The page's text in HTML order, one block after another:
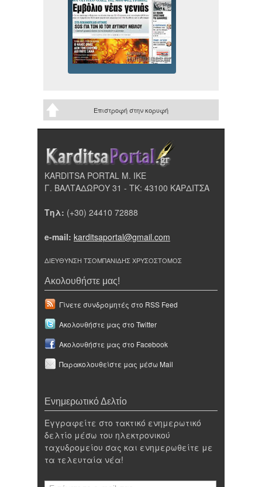
Επιστροφή στην κορυφή
KARDITSA PORTAL Μ. ΙΚΕ
Γ. ΒΑΛΤΑΔΩΡΟΥ 31 - ΤΚ: 43100 ΚΑΡΔΙΤΣΑ
Τηλ: (+30) 24410 72888
e-mail: karditsaportal@gmail.com
ΔΙΕΥΘΥΝΣΗ ΤΣΟΜΠΑΝΙΔΗΣ ΧΡΥΣΟΣΤΟΜΟΣ
Ακολουθήστε μας!
Γίνετε συνδρομητές στο RSS Feed
Ακολουθήστε μας στο Twitter
Ακολουθήστε μας στο Facebook
Παρακολουθείστε μας μέσω Mail
Ενημερωτικό Δελτίο
Εγγραφείτε στο τακτικό ενημερωτικό
δελτίο μέσω του ηλεκτρονικού
ταχυδρομείου σας και ενημερωθείτε με
τα τελευταία νέα!